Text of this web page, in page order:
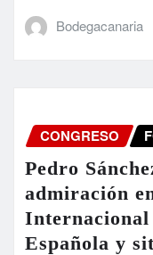
Bodegacanaria
CONGRESO
Pedro
admiración
Española y